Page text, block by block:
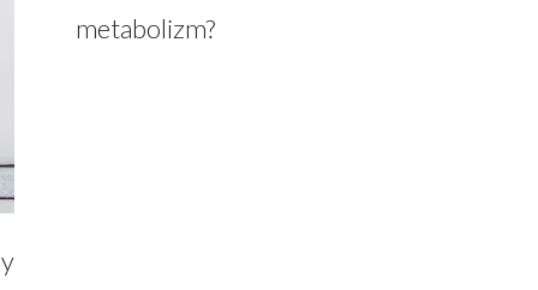
metabolizm?